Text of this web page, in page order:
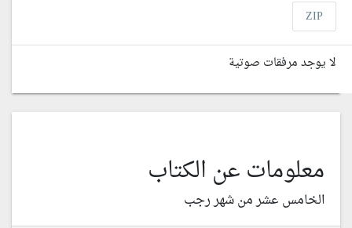
ZIP
لا يوجد مرفقات صوتية
معلومات عن الكتاب
الخامس عشر من شهر رجب